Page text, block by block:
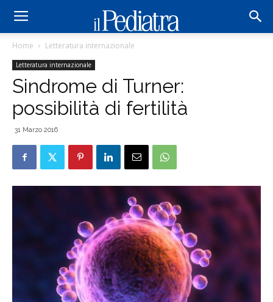
Home Letteratura internazionale
Letteratura internazionale
Sindrome di Turner:
possibilità di fertilità
31 Marzo 2016